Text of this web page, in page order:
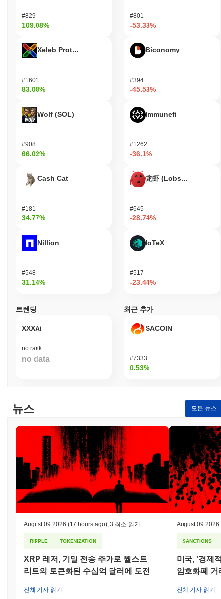
지하고 있습니다. 이 프로젝트는 소셜 미디어 플랫폼에서 활발한
커뮤니티 존재감을 가지고 있으며, 사용자와 소통하고 진행 상황에
토큰 보유자가 의사 결정 과정에 참여할 수 있도록 하며, 최근 제안
은 커뮤니티 참여와 프로젝트 방향 개선을 목표로 하고 있습니다.
의 맥락에서 암호화폐 분야 내에서의 지속적인 관련성을 지원합니
다.
CraftCoin은 개발자와 소비자를 위해 설계되어, 그들이 공예와 창
으며, 사용자 경험을 향상시키고 플랫폼의 유용성을 확장할 수 있
습니다. 소비자는 CraftCoin 생태계 내에서 거래하고 상호작용할
접근할 수 있습니다. 검증자 및 창작자와 같은 2차 참여자는 스테
이킹 및 거버넌스 메커니즘을 통해 참여하여 네트워크의 보안 및
니티를 조성하여 모든 참여자가 CraftCoin의 성장과 지속 가능성에
기여할 수 있도록 합니다.
CraftCoin은 지분 증명(Proof of Stake, PoS) 합의 메커니즘을 사용
하여 검증자가 될 수 있으며, 이를 통해 새로운 블록을 제안하고 검
니라, 참가자들이 정직하게 행동하도록 유도합니다. 왜냐하면 그들
증 및 데이터 무결성을 보장하기 위해 타원 곡선 디지털 서명 알고
리즘(ECDSA)과 같은 고급 암호화 기술을 사용합니다. 이 암호화
는 거래를 보호하고 무단 접근이나 변조로부터 보호합니다. 인센티
하거나 악의적인 행동에 대해 처벌하는 슬래싱 메커니즘이 마련되
어 있어 보안을 더욱 강화합니다. 회복력을 높이기 위해 CraftCoin
은 정기적인 감사를 수행하고 이해관계자가 의사 결정에 참여할 수
있는 거버넌스 프로세스를 유지합니다. 다양한 클라이언트 구현도
잠재적인 취약점에 대한 네트워크의 강인성에 기여합니다.
CraftCoin은 어떤 논란이나 위험에 직면했나요?
CraftCoin은 다양한 관할권에서 현지 법률 및 규정 준수와 관련하
여 규제 조사를 받았습니다. 특히 자금 세탁 방지(AML) 및 고객 알
기(KYC) 요구 사항과 관련하여 문제가 제기되었습니다. 2023년
초, 이 프로젝트는 규제 당국의 조사를 받았으며, 운영 투명성과 사
용자 검증 프로세스에 대한 우려가 제기되었습니다. CraftCoin 팀
은 KYC 프로토콜을 강화하고 규제 기대에 부합하기 위해 더 엄격
로 한 피싱 시도와 같은 소규모 보안 사건에 대한 보고가 있었습니
을 시작하고 사용자가 의심스러운 활동을 보고할 수 있는 전담 지
원 채널을 마련했습니다. CraftCoin에 대한 지속적인 위험으로는
커뮤니티 참여 및 규정 준수 노력에 대한 투명한 소통을 통해 이를
#829
109.08%
Xeleb Protocol
#1601
83.08%
Wolf (SOL)
#908
66.02%
Cash Cat
#181
34.77%
Nillion
#548
31.14%
#801
-53.33%
Biconomy
#394
-45.53%
Immunefi
#1262
-36.1%
龙虾 (Lobster)
#645
-28.74%
IoTeX
#517
-23.44%
트렌딩
XXXAi
no rank
no data
최근 추가
SACOIN
#7333
0.53%
뉴스 모든 뉴스
August 09 2026 (17 hours ago) 3 최소 읽기
RIPPLE TOKENIZATION
XRP 레저, 기밀 전송 추가로 월스트
리트의 토큰화된 수십억 달러에 도전
전체 기사 읽기
August 09 2026
SANCTIONS
미국, '경제
암호화폐 거
전체 기사 읽기